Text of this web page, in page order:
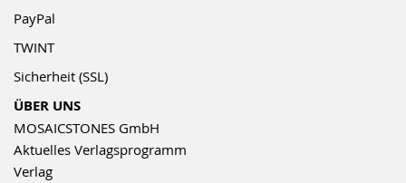
PayPal
TWINT
Sicherheit (SSL)
ÜBER UNS
MOSAICSTONES GmbH
Aktuelles Verlagsprogramm
Verlag